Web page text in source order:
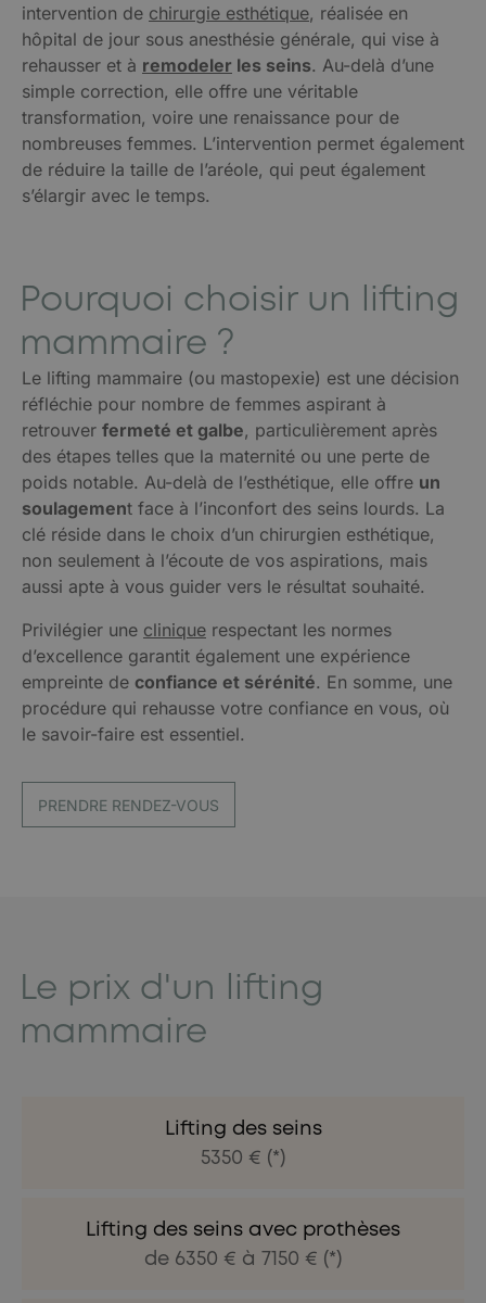
intervention de chirurgie esthétique, réalisée en
hôpital de jour sous anesthésie générale, qui vise à
rehausser et à remodeler les seins. Au-delà d’une
simple correction, elle offre une véritable
transformation, voire une renaissance pour de
nombreuses femmes. L’intervention permet également
de réduire la taille de l’aréole, qui peut également
s’élargir avec le temps.
Pourquoi choisir un lifting
mammaire ?
Le lifting mammaire (ou mastopexie) est une décision
réfléchie pour nombre de femmes aspirant à
retrouver fermeté et galbe, particulièrement après
des étapes telles que la maternité ou une perte de
poids notable. Au-delà de l’esthétique, elle offre un
soulagement face à l’inconfort des seins lourds. La
clé réside dans le choix d’un chirurgien esthétique,
non seulement à l’écoute de vos aspirations, mais
aussi apte à vous guider vers le résultat souhaité.
Privilégier une clinique respectant les normes
d’excellence garantit également une expérience
empreinte de confiance et sérénité. En somme, une
procédure qui rehausse votre confiance en vous, où
le savoir-faire est essentiel.
PRENDRE RENDEZ-VOUS
Le prix d'un lifting
mammaire
Lifting des seins
5350 € (*)
Lifting des seins avec prothèses
de 6350 € à 7150 € (*)